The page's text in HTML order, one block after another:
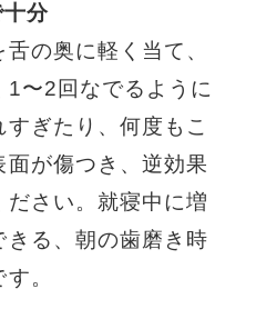
分
の奥に軽く当て、
〜2回なでるように
ぎたり、何度もこ
が傷つき、逆効果
さい。就寝中に増
きる、朝の歯磨き時
。